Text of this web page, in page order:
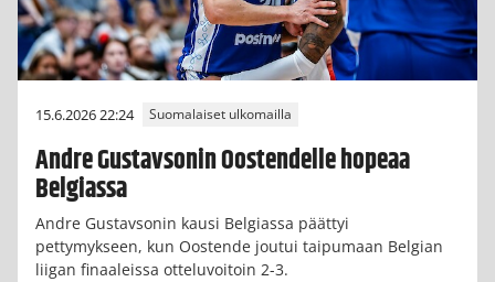
15.6.2026 22:24 Suomalaiset ulkomailla
Andre Gustavsonin Oostendelle hopeaa
Belgiassa
Andre Gustavsonin kausi Belgiassa päättyi
pettymykseen, kun Oostende joutui taipumaan Belgian
liigan finaaleissa otteluvoitoin 2-3.